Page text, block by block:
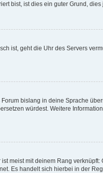
bist, ist dies ein guter Grund, dies
ist, geht die Uhr des Servers
bislang in deine Sprache
würdest. Weitere
meist mit deinem Rang
Es handelt sich hierbei in der